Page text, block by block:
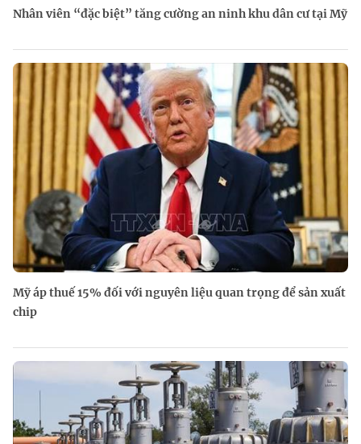
Nhân viên “đặc biệt” tăng cường an ninh khu dân cư tại Mỹ
Mỹ áp thuế 15% đối với nguyên liệu quan trọng để sản xuất
chip